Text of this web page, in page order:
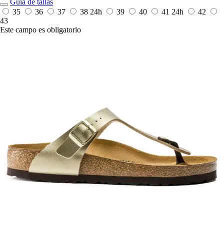
Guía de tallas
35
36 37 38 24h 39 40 41 24h
42
43
Este campo es obligatorio